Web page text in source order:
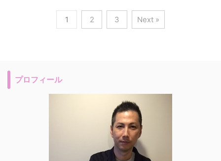
1 2 3 Next »
プロフィール